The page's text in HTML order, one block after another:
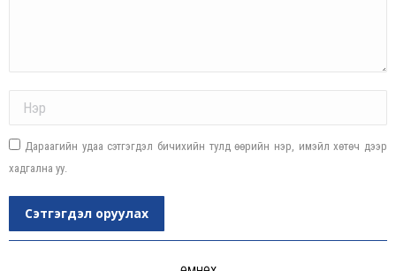
Дараагийн удаа сэтгэгдэл бичихийн тулд өөрийн нэр, имэйл хөтөч дээр
хадгална уу.
Сэтгэгдэл оруулах